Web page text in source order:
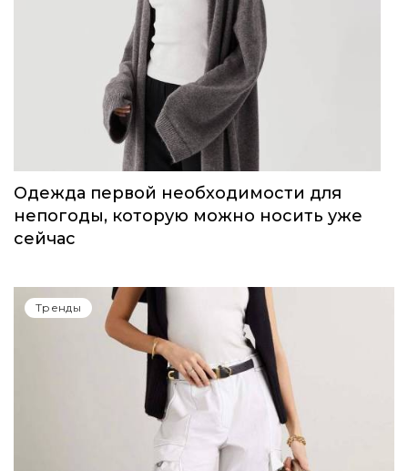
Одежда первой необходимости для
непогоды, которую можно носить уже
сейчас
Тренды